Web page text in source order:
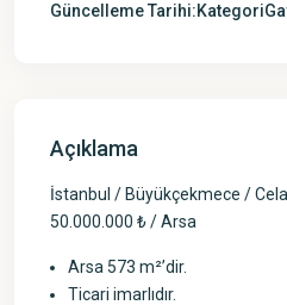
Güncelleme Tarihi:Kategori
Açıklama
İstanbul / Büyükçekmece /
50.000.000 ₺ / Arsa
Arsa 573 m²’dir.
Ticari imarlıdır.